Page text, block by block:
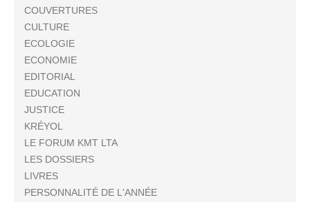
COUVERTURES
CULTURE
ECOLOGIE
ECONOMIE
EDITORIAL
EDUCATION
JUSTICE
KRÉYOL
LE FORUM KMT LTA
LES DOSSIERS
LIVRES
PERSONNALITÉ DE L'ANNÉE